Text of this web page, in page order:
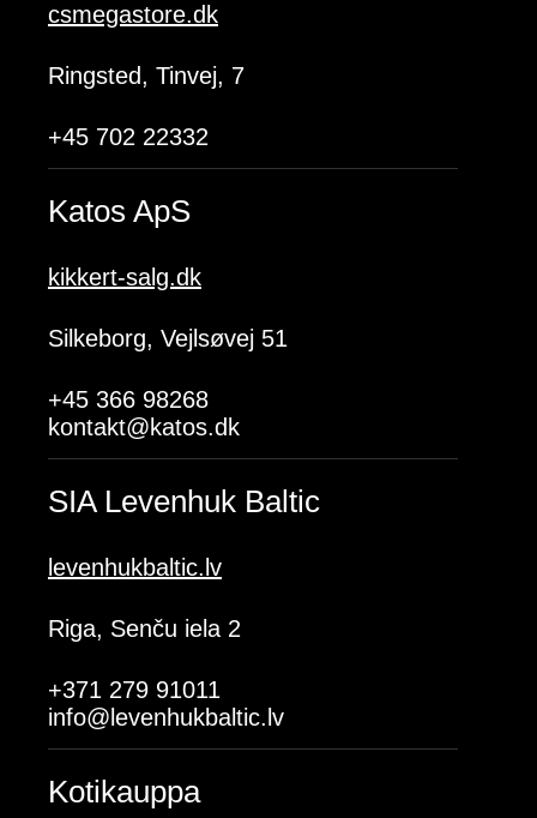
csmegastore.dk
Ringsted, Tinvej, 7
+45 702 22332
Katos ApS
kikkert-salg.dk
Silkeborg, Vejlsøvej 51
+45 366 98268
kontakt@katos.dk
SIA Levenhuk Baltic
levenhukbaltic.lv
Riga, Senču iela 2
+371 279 91011
info@levenhukbaltic.lv
Kotikauppa